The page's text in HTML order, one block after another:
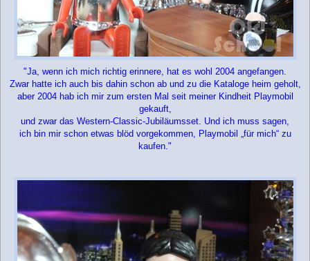
"Ja, wenn ich mich richtig erinnere, hat es wohl 2004 angefangen.
Zwar hatte ich auch bis dahin schon ab und zu die Kataloge heim geholt,
aber 2004 hab ich mir zum ersten Mal seit meiner Kindheit Playmobil
gekauft,
und zwar das Western-Classic-Jubiläumsset. Und ich muss sagen,
ich bin mir schon etwas blöd vorgekommen, Playmobil „für mich“ zu
kaufen."